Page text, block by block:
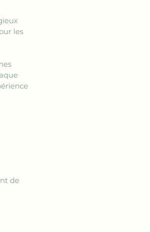
les
de